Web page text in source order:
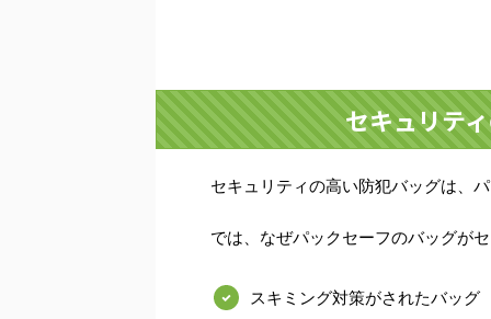
セキュリテ
セキュリティの高い防犯バッグは、
では、なぜパックセーフのバッグが
スキミング対策がされたバッグ